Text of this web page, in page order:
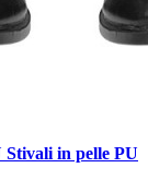
Stivali in pelle PU